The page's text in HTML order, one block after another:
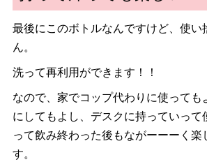
最後にこのボトルなんですけど、使い
ん。
洗って再利用ができます！！
なので、家でコップ代わりに使っても
にしてもよし、デスクに持っていって
って飲み終わった後もながーーーく楽
す。